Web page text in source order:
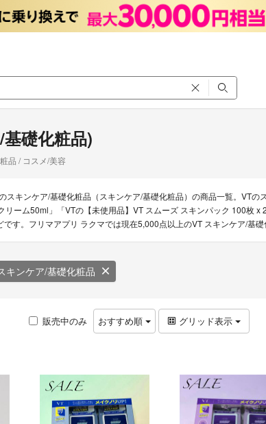
礎化粧品)
品 / コスメ/美容
スキンケア/基礎化粧品（スキンケア/基礎化粧品）の商品一覧。VT
リーム50ml」「VTの【未使用品】VT スムーズ スキンパック 100枚 x
す。フリマアプリ ラクマでは現在5,000点以上のVT スキンケア/基礎
キンケア/基礎化粧品
販売中のみ おすすめ順 グリッド表示